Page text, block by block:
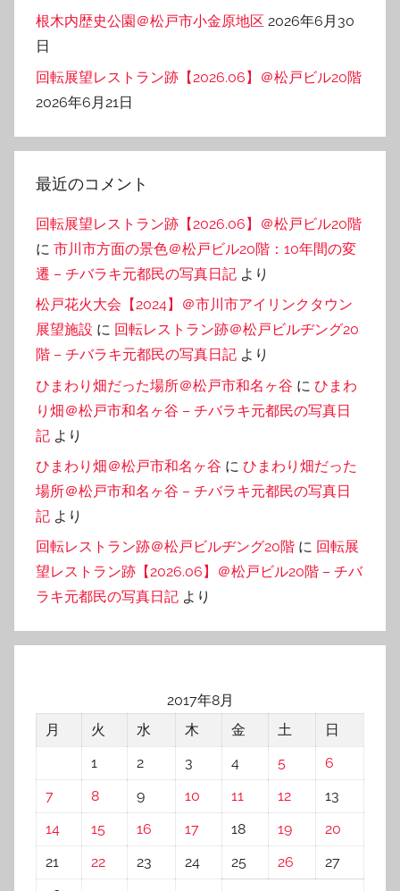
根木内歴史公園＠松戸市小金原地区 2026年6月30
日
回転展望レストラン跡【2026.06】＠松戸ビル20階
2026年6月21日
最近のコメント
回転展望レストラン跡【2026.06】＠松戸ビル20階
に 市川市方面の景色＠松戸ビル20階：10年間の変
遷 – チバラキ元都民の写真日記 より
松戸花火大会【2024】＠市川市アイリンクタウン
展望施設 に 回転レストラン跡＠松戸ビルヂング20
階 – チバラキ元都民の写真日記 より
ひまわり畑だった場所＠松戸市和名ヶ谷 に ひまわ
り畑＠松戸市和名ヶ谷 – チバラキ元都民の写真日
記 より
ひまわり畑＠松戸市和名ヶ谷 に ひまわり畑だった
場所＠松戸市和名ヶ谷 – チバラキ元都民の写真日
記 より
回転レストラン跡＠松戸ビルヂング20階 に 回転展
望レストラン跡【2026.06】＠松戸ビル20階 – チバ
ラキ元都民の写真日記 より
2017年8月
月
火 水 木 金 土
日
1
2 3 4 5
6
7
8 9 10 11 12
13
14
15 16 17 18 19
20
21
22 23 24 25 26
27